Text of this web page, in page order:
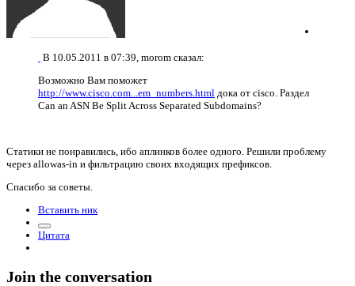
В 10.05.2011 в 07:39, morom сказал:
Возможно Вам поможет
http://www.cisco.com...em_numbers.html дока от cisco. Раздел
Can an ASN Be Split Across Separated Subdomains?
Статики не понравились, ибо аплинков более одного. Решили проблему
через allowas-in и фильтрацию своих входящих префиксов.
Спасибо за советы.
Вставить ник
Цитата
Join the conversation